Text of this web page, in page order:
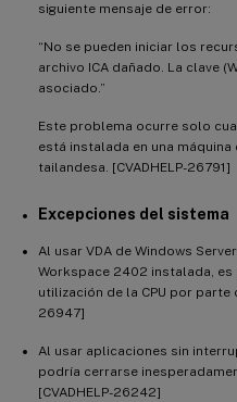
siguiente mensaje de error:
“No se pueden iniciar los
archivo ICA dañado. La clave
asociado.”
Este problema ocurre solo
está instalada en una
tailandesa. [CVADHELP-26791]
Excepciones del sistema
Al usar VDA de Windows
Workspace 2402 instalada,
utilización de la CPU por parte
26947]
Al usar aplicaciones sin
podría cerrarse
[CVADHELP-26242]